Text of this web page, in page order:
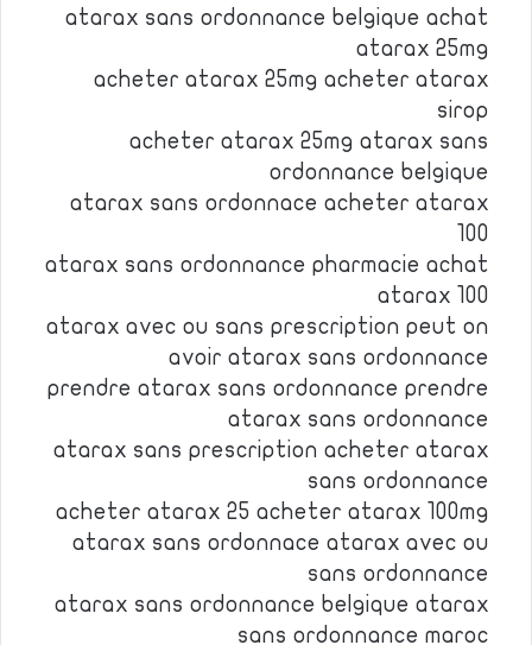
atarax sans ordonnance belgique achat
atarax 25mg
acheter atarax 25mg acheter atarax
sirop
acheter atarax 25mg atarax sans
ordonnance belgique
atarax sans ordonnace acheter atarax
100
atarax sans ordonnance pharmacie achat
atarax 100
atarax avec ou sans prescription peut on
avoir atarax sans ordonnance
prendre atarax sans ordonnance prendre
atarax sans ordonnance
atarax sans prescription acheter atarax
sans ordonnance
acheter atarax 25 acheter atarax 100mg
atarax sans ordonnace atarax avec ou
sans ordonnance
atarax sans ordonnance belgique atarax
sans ordonnance maroc